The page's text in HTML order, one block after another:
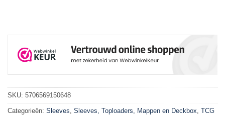
SKU: 5706569150648
Categorieën: Sleeves Sleeves, Toploaders, Mappen en Deckbox TCG